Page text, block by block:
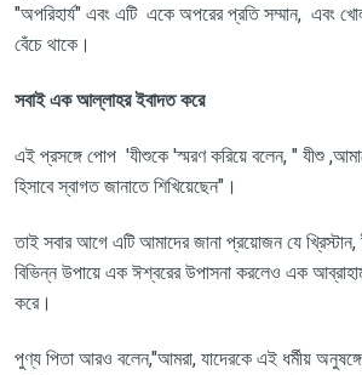
"অপরিহার্য" এবং এটি একে অপরের প্রতি সম্মান, এবং
বেঁচে থাকে।
সবাই এক আল্লাহর ইবাদত করে
এই প্রসঙ্গে পোপ 'যীশুকে 'স্মরণ করিয়ে বলেন, " যীশু ,
হিসাবে স্বাগত জানাতে শিখিয়েছেন"।
তাই সবার আগে এটি আমাদের জানা প্রয়োজন যে খ্রিস্টান,
বিভিন্ন উপায়ে এক ঈশ্বরের উপাসনা করলেও এক
করে।
পুণ্য পিতা আরও বলেন,"আমরা, যাদেরকে এই ধর্মীয়